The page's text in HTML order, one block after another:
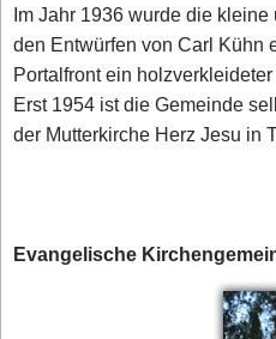
Im Jahr 1936 wurde die
den Entwürfen von Carl Kühn
Portalfront ein
Erst 1954 ist die Gemeinde
der Mutterkirche Herz Jesu in
Evangelische